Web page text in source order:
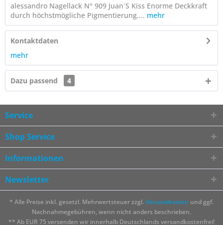
alessandro Nagellack N° 909 Juan´S Kiss Enorme Deckkraft
durch höchstmögliche Pigmentierung.... mehr
Kontaktdaten
mehr
Dazu passend 4
Service
Shop Service
Informationen
Newsletter
* Alle Preise inkl. gesetzl. Mehrwertsteuer zzgl. Versandkosten und ggf.
Nachnahmegebühren, wenn nicht anders beschrieben.
** Ab EUR 75 versenden wir innerhalb Deutschlands versandkostenfrei!